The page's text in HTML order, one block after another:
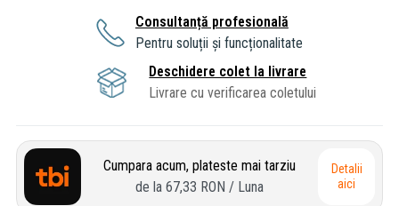
Consultanță profesională
Pentru soluții și funcționalitate
Deschidere colet la livrare
Livrare cu verificarea coletului
Cumpara acum, plateste mai tarziu
de la 67,33 RON / Luna
Detalii
aici